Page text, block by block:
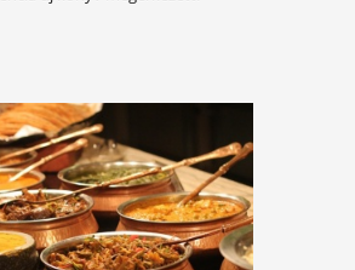
MEGJELENT A KULCS AZ
KÖNYV
az életmódváltáshoz - Testszerviz